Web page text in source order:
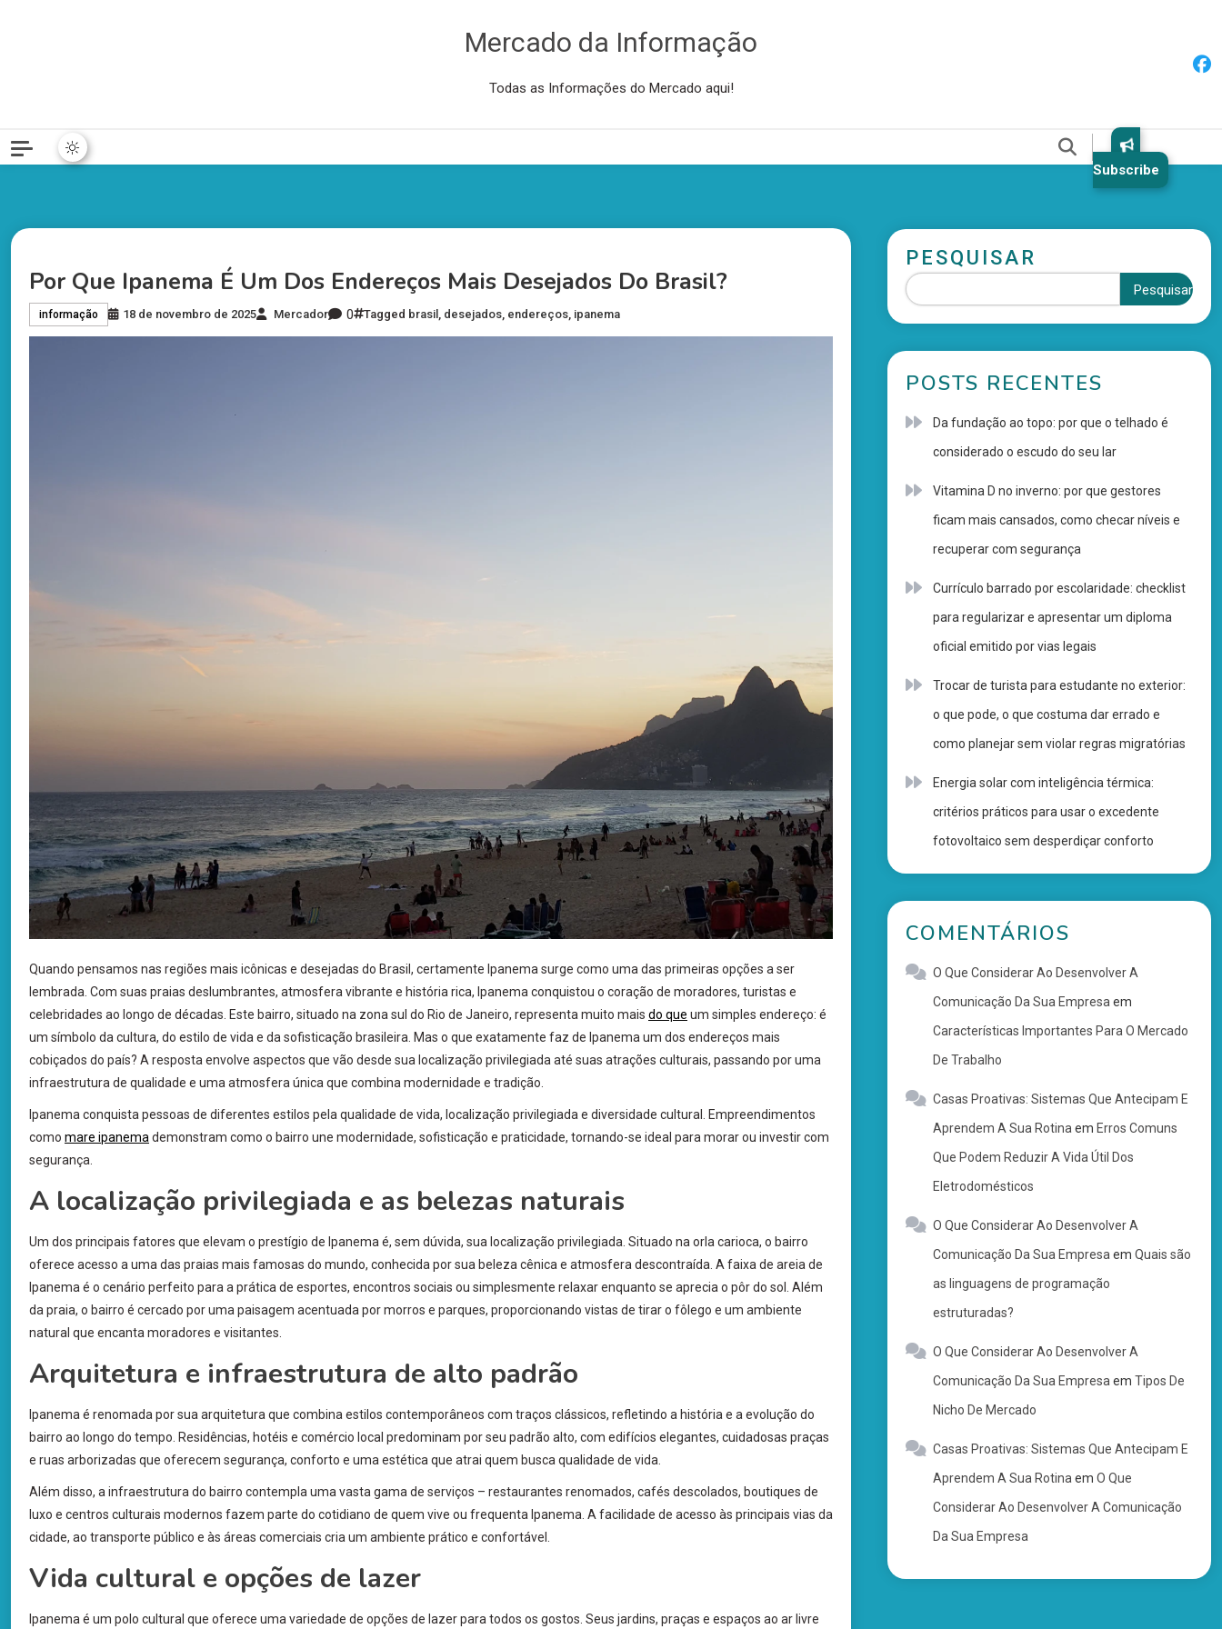
Mercado da Informação
Todas as Informações do Mercado aqui!
Subscribe
Por Que Ipanema É Um Dos Endereços Mais Desejados Do Brasil?
informação 18 de novembro de 2025 Mercador 0 Tagged brasil , desejados, endereços, ipanema
Quando pensamos nas regiões mais icônicas e desejadas do Brasil, certamente Ipanema surge como uma das primeiras opções a ser
lembrada. Com suas praias deslumbrantes, atmosfera vibrante e história rica, Ipanema conquistou o coração de moradores, turistas e
celebridades ao longo de décadas. Este bairro, situado na zona sul do Rio de Janeiro, representa muito mais do que um simples endereço: é
um símbolo da cultura, do estilo de vida e da sofisticação brasileira. Mas o que exatamente faz de Ipanema um dos endereços mais
cobiçados do país? A resposta envolve aspectos que vão desde sua localização privilegiada até suas atrações culturais, passando por uma
infraestrutura de qualidade e uma atmosfera única que combina modernidade e tradição.
Ipanema conquista pessoas de diferentes estilos pela qualidade de vida, localização privilegiada e diversidade cultural. Empreendimentos
como mare ipanema demonstram como o bairro une modernidade, sofisticação e praticidade, tornando-se ideal para morar ou investir com
segurança.
A localização privilegiada e as belezas naturais
Um dos principais fatores que elevam o prestígio de Ipanema é, sem dúvida, sua localização privilegiada. Situado na orla carioca, o bairro
oferece acesso a uma das praias mais famosas do mundo, conhecida por sua beleza cênica e atmosfera descontraída. A faixa de areia de
Ipanema é o cenário perfeito para a prática de esportes, encontros sociais ou simplesmente relaxar enquanto se aprecia o pôr do sol. Além
da praia, o bairro é cercado por uma paisagem acentuada por morros e parques, proporcionando vistas de tirar o fôlego e um ambiente
natural que encanta moradores e visitantes.
Arquitetura e infraestrutura de alto padrão
Ipanema é renomada por sua arquitetura que combina estilos contemporâneos com traços clássicos, refletindo a história e a evolução do
bairro ao longo do tempo. Residências, hotéis e comércio local predominam por seu padrão alto, com edifícios elegantes, cuidadosas praças
e ruas arborizadas que oferecem segurança, conforto e uma estética que atrai quem busca qualidade de vida.
Além disso, a infraestrutura do bairro contempla uma vasta gama de serviços – restaurantes renomados, cafés descolados, boutiques de
luxo e centros culturais modernos fazem parte do cotidiano de quem vive ou frequenta Ipanema. A facilidade de acesso às principais vias da
cidade, ao transporte público e às áreas comerciais cria um ambiente prático e confortável.
Vida cultural e opções de lazer
Ipanema é um polo cultural que oferece uma variedade de opções de lazer para todos os gostos. Seus jardins, praças e espaços ao ar livre
PESQUISAR
Pesquisar
POSTS RECENTES
Da fundação ao topo: por que o telhado é
considerado o escudo do seu lar
Vitamina D no inverno: por que gestores
ficam mais cansados, como checar níveis e
recuperar com segurança
Currículo barrado por escolaridade: checklist
para regularizar e apresentar um diploma
oficial emitido por vias legais
Trocar de turista para estudante no exterior:
o que pode, o que costuma dar errado e
como planejar sem violar regras migratórias
Energia solar com inteligência térmica:
critérios práticos para usar o excedente
fotovoltaico sem desperdiçar conforto
COMENTÁRIOS
O Que Considerar Ao Desenvolver A
Comunicação Da Sua Empresa em
Características Importantes Para O Mercado
De Trabalho
Casas Proativas: Sistemas Que Antecipam E
Aprendem A Sua Rotina em Erros Comuns
Que Podem Reduzir A Vida Útil Dos
Eletrodomésticos
O Que Considerar Ao Desenvolver A
Comunicação Da Sua Empresa em Quais são
as linguagens de programação
estruturadas?
O Que Considerar Ao Desenvolver A
Comunicação Da Sua Empresa em Tipos De
Nicho De Mercado
Casas Proativas: Sistemas Que Antecipam E
Aprendem A Sua Rotina em O Que
Considerar Ao Desenvolver A Comunicação
Da Sua Empresa